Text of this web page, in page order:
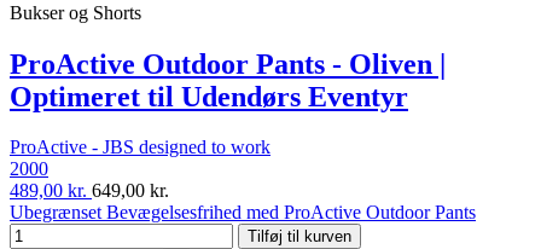
Bukser og Shorts
ProActive Outdoor Pants - Oliven |
Optimeret til Udendørs Eventyr
ProActive - JBS designed to work
2000
489,00 kr. 649,00 kr.
Ubegrænset Bevægelsesfrihed med ProActive Outdoor Pants
Tilføj til kurven